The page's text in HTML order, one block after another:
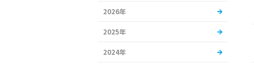
2026年
2025年
2024年